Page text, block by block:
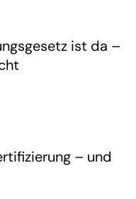
ist da –
– und